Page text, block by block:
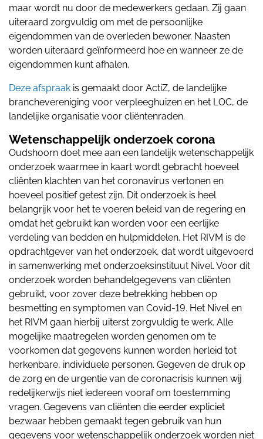
maar wordt nu door de medewerkers gedaan. Zij gaan
uiteraard zorgvuldig om met de persoonlijke
eigendommen van de overleden bewoner. Naasten
worden uiteraard geïnformeerd hoe en wanneer ze de
eigendommen kunt afhalen.
Deze afspraak is gemaakt door ActiZ, de landelijke
branchevereniging voor verpleeghuizen en het LOC, de
landelijke organisatie voor cliëntenraden.
Wetenschappelijk onderzoek corona
Oudshoorn doet mee aan een landelijk wetenschappelijk
onderzoek waarmee in kaart wordt gebracht hoeveel
cliënten klachten van het coronavirus vertonen en
hoeveel positief getest zijn. Dit onderzoek is heel
belangrijk voor het te voeren beleid van de regering en
omdat het gebruikt kan worden voor een eerlijke
verdeling van bedden en hulpmiddelen. Het RIVM is de
opdrachtgever van het onderzoek, dat wordt uitgevoerd
in samenwerking met onderzoeksinstituut Nivel. Voor dit
onderzoek worden behandelgegevens van cliënten
gebruikt, voor zover deze betrekking hebben op
besmetting en symptomen van Covid-19. Het Nivel en
het RIVM gaan hierbij uiterst zorgvuldig te werk. Alle
mogelijke maatregelen worden genomen om te
voorkomen dat gegevens kunnen worden herleid tot
herkenbare, individuele personen. Gegeven de druk op
de zorg en de urgentie van de coronacrisis kunnen wij
redelijkerwijs niet iedereen vooraf om toestemming
vragen. Gegevens van cliënten die eerder expliciet
bezwaar hebben gemaakt tegen gebruik van hun
gegevens voor wetenschappelijk onderzoek worden niet